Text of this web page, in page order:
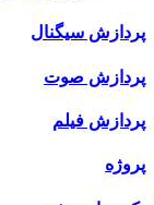
پردازش سیگنال
پردازش صوت
پردازش فیلم
پروژه